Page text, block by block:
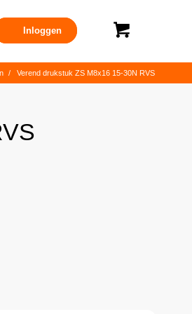
Inloggen
/ Verend drukstuk ZS M8x16 15-30N RVS